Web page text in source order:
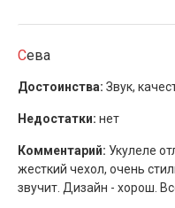
Сева
Достоинства: Звук,
Недостатки: нет
Комментарий: Укулеле
жесткий чехол, очень
звучит. Дизайн - хорош.